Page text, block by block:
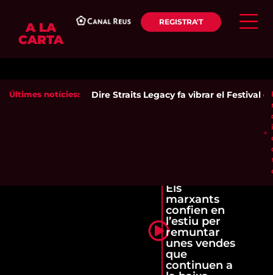
A LA
CARTA
REGISTRA'T
Últimes notícies: Dire Straits Legacy fa vibrar el Festival
Els
marxants
confien en
l’estiu per
remuntar
unes vendes
que
continuen a